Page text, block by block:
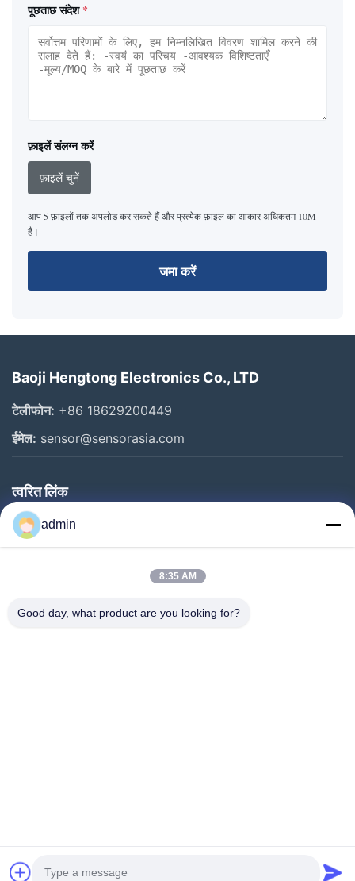
पूछताछ संदेश *
फ़ाइलें संलग्न करें
फ़ाइलें चुनें
आप 5 फ़ाइलों तक अपलोड कर सकते हैं और प्रत्येक फ़ाइल का आकार अधिकतम 10M
है।
जमा करें
Baoji Hengtong Electronics Co., LTD
टेलीफोन: +86 18629200449
ईमेल: sensor@sensorasia.com
त्वरित लिंक
घर
उत्पादों
हमारे बारे में
©2023- Baoji Hengtong Electronics Co., LTD. सभी अधिकार सुरक्षित
admin
8:35 AM
Good day, what product are you looking for?